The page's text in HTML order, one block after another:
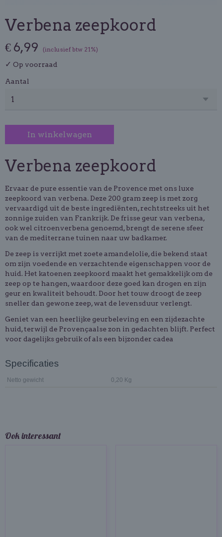
Verbena zeepkoord
€ 6,99 (inclusief btw 21%)
✓ Op voorraad
Aantal
In winkelwagen
Verbena zeepkoord
Ervaar de pure essentie van de Provence met ons luxe
zeepkoord van verbena. Deze 200 gram zeep is met zorg
vervaardigd uit de beste ingrediënten, rechtstreeks uit het
zonnige zuiden van Frankrijk. De frisse geur van verbena,
ook wel citroenverbena genoemd, brengt de serene sfeer
van de mediterrane tuinen naar uw badkamer.
De zeep is verrijkt met zoete amandelolie, die bekend staat
om zijn voedende en verzachtende eigenschappen voor de
huid. Het katoenen zeepkoord maakt het gemakkelijk om de
zeep op te hangen, waardoor deze goed kan drogen en zijn
geur en kwaliteit behoudt. Door het touw droogt de zeep
sneller dan gewone zeep, wat de levensduur verlengt.
Geniet van een heerlijke geurbeleving en een zijdezachte
huid, terwijl de Provençaalse zon in gedachten blijft. Perfect
voor dagelijks gebruik of als een bijzonder cadea
Specificaties
Netto gewicht 0,20 Kg
Ook interessant